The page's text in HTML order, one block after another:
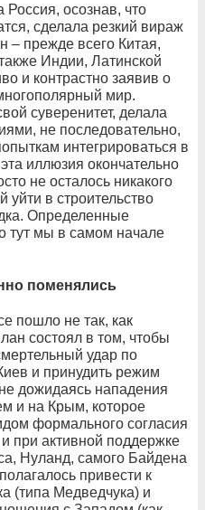
осознав, что
сделала резкий вираж
– прежде всего Китая,
Индии, Латинской
и контрастно заявив о
мир.
суверенитет, делала
не последовательно,
интегрироваться в
иллюзия окончательно
не осталось никакого
уйти в строительство
Определенные
тут мы в самом начале
поменялись
пошло не так, как
состоял в том, чтобы
удар по
и принудить режим
дожидаясь нападения
и на Крым, которое
формального согласия
при активной поддержке
Нуланд, самого Байдена
привести к
(типа Медведчука) и